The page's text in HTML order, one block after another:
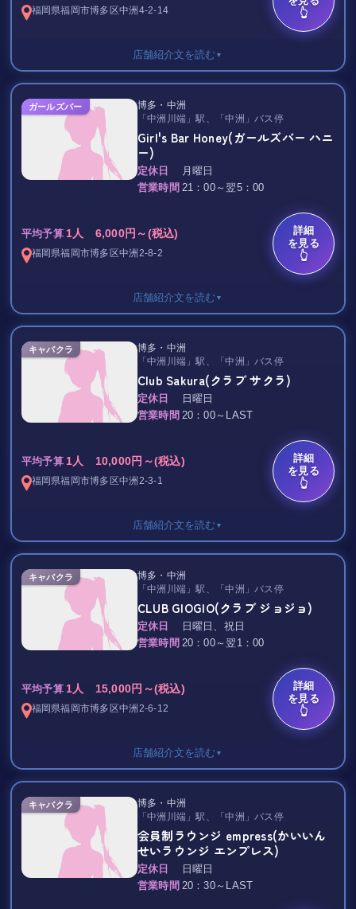
※ボトル代別
サービスチャージ 20%
室料（60分） 30,000円（33,000円）
延長料金 30分/10,000円（11,000円）
全国展開するプリンスグループの新規店が2023.6.14にオープ
福岡待望の２店舗目！最高の夜を実現します！
｡.:*★ NOBLE（ノーブル） ★ﾟ*:.｡
調度品の一つひとつに至るまで細かくこだわり抜いた、“豪華絢
爛”さと“贅沢の極み”がここにあります。
また、キャスト陣は九州No1級の美女が多数在籍。
選りすぐりの「博多美女」と過ごす優雅な時間をご堪能くださ
※領収証はインボイス対応済みです。安心してご来店ください。
福岡県福岡市博多区中洲4-2-14 👆
店舗紹介文を読む ▼
1SET60分 8,000円（8,800円）
シングルチャージ（60分） 2,000円（2,200円）
延長料金 30分/4,000円（4,400円）／60分/8,000円（8,800円）
ハウスボトル飲み放題 3,000円（3,300円）
焼酎（芋、麦、米）、ウイスキー、ブランデー
同伴料 3,000円（3,300円）
サービスチャージ 20%
【 最高のおもてなしをお客様に 】というコンセプトのもと、
一流のキャストたちが提供する優雅なひとときと、上質な空間で
エクセレントな夜をお過ごしください。
在籍キャストたちはルックス・女性らしさ・接客スキル、どれを
とってもクオリティは高く、またフレンドリー。
終始良い気分で過ごせて、忘れられない感動をお客様にお届けし
中州最上級の夜を”福岡RedShoes”でお過ごしください。
ガールズバー
博多・中洲
「中洲川端」駅、「中洲」バス停
Girl's Bar Honey(ガールズバー ハニ
ー)
定休日
月曜日
営業時間 21：00～翌5：00
平均予算 1人 6,000円～(税込)
福岡県福岡市博多区中洲2-8-2
詳細
を見る
👆
店舗紹介文を読む ▼
飲み放題 2,000円/30分
TAX 17％
｡.:*★ Girl's Bar Honey（ハニー） ★ﾟ*:.｡
みなさん大好き！はじけるバニーちゃん♡
よりどりみどりなバニー姿の美女たちが、楽しくハッピーで最高
の空間をご提供いたします(#^.^#)
カジノ風なオシャレな店内に、バリエーション豊かなかわいいバ
さいね♪
おひとり様でも団体様でも大歓迎(^^)/
ぜひご来店ください！
キャバクラ
博多・中洲
「中洲川端」駅、「中洲」バス停
Club Sakura(クラブ サクラ)
定休日
日曜日
営業時間 20：00～LAST
平均予算 1人 10,000円～(税込)
福岡県福岡市博多区中洲2-3-1
詳細
を見る
👆
店舗紹介文を読む ▼
《20：00～LAST》
ALL TIME（60分） 9,000円
延長（30分） 5,000円
指名（女性1名につき） 2,000円
同伴 2,000円
《飲み放題》
《VIP ROOM》
VIPルーム使用料（60分） 20,000円
《その他》
大手レジャーグループから2021年3月にOPENした新規店♪♪
ラグジュアリーで煌びやかな内装に負けない上品な女性たち
心を込めて精一杯、お客様をもてなしいたします。
総勢100名以上の在籍を誇る、中州屈指の大型店。
キャバクラ
博多・中洲
「中洲川端」駅、「中洲」バス停
CLUB GIOGIO(クラブ ジョジョ)
定休日
日曜日、祝日
営業時間 20：00～翌1：00
平均予算 1人 15,000円～(税込)
福岡県福岡市博多区中洲2-6-12
詳細
を見る
👆
店舗紹介文を読む ▼
1セット（60分）
20：00～21：00 6,000円
21：00～01：00 8,000円
VIP ROOM
室料 20,000円
キャバクラ
博多・中洲
「中洲川端」駅、「中洲」バス停
会員制ラウンジ empress(かいいん
せいラウンジ エンプレス)
定休日
日曜日
営業時間 20：30～LAST